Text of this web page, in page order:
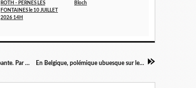
ROTH - PERNES LES
FONTAINES le 10 JUILLET
2026 14H
Bloch
Facholand sur Vaucluse! Chronique d'une insécurité galopante. Par Roger Martin En Belgique, polémique ubuesque sur les réfugiés